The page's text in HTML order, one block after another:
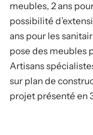
meubles, 2 ans
possibilité
ans pour les
pose des meubles
Artisans
sur plan de
projet présenté en